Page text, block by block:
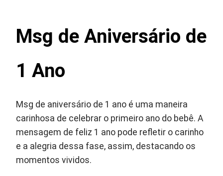
Msg de Aniversário de
1 Ano
Msg de aniversário de 1 ano é uma maneira
carinhosa de celebrar o primeiro ano do bebê. A
mensagem de feliz 1 ano pode refletir o carinho
e a alegria dessa fase, assim, destacando os
momentos vividos.